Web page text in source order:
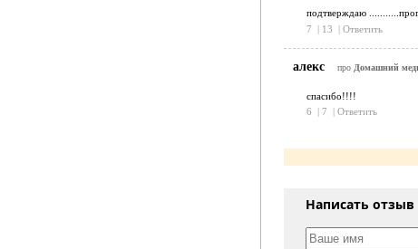
подтверждаю
7
| 13 | Ответить
алекс про Домашний
cпасибо!!!!
6
| 7 | Ответить
Написать отзыв